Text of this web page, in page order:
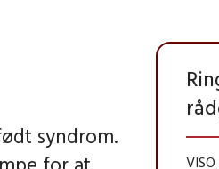
syndrom.